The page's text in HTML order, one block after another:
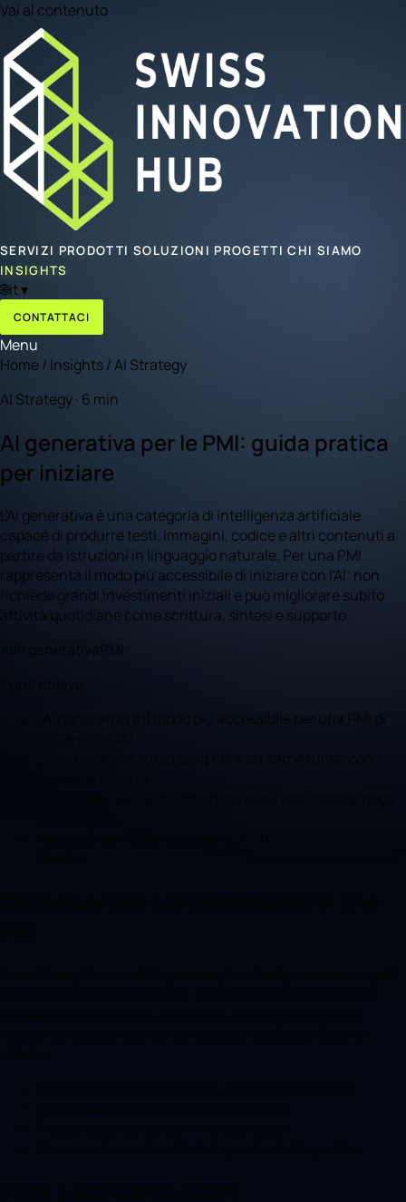
Vai al contenuto
SERVIZI PRODOTTI SOLUZIONI PROGETTICHI SIAMO
INSIGHTS
🌐it▾
CONTATTACI
Menu
Home/ Insights/AI Strategy
AI Strategy · 6 min
AI generativa per le PMI: guida pratica
per iniziare
L'AI generativa è una categoria di intelligenza artificiale
capace di produrre testi, immagini, codice e altri contenuti a
partire da istruzioni in linguaggio naturale. Per una PMI
rappresenta il modo più accessibile di iniziare con l'AI: non
richiede grandi investimenti iniziali e può migliorare subito
attività quotidiane come scrittura, sintesi e supporto.
AI generativaPMI
L'AI generativa è il modo più accessibile per una PMI di